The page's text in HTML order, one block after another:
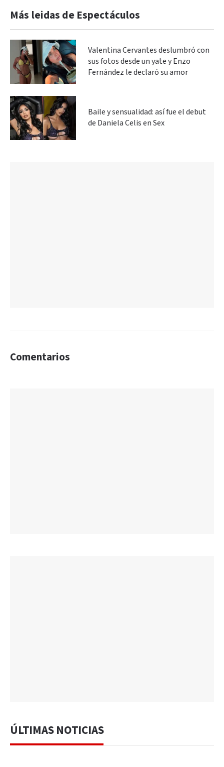
Más leidas de Espectáculos
Valentina Cervantes deslumbró con
sus fotos desde un yate y Enzo
Fernández le declaró su amor
Baile y sensualidad: así fue el debut
de Daniela Celis en Sex
Comentarios
ÚLTIMAS NOTICIAS